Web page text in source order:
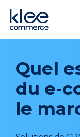
Quel
du e-
le